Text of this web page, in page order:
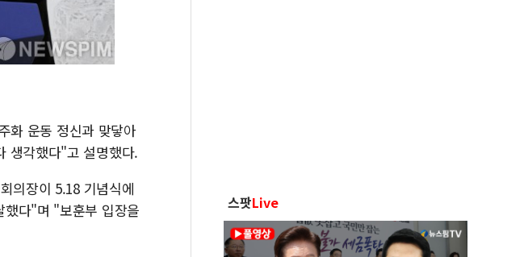
화 운동 정신과 맞닿아
생각했다"고 설명했다.
의장이 5.18 기념식에
했다"며 "보훈부 입장을
스팟Live